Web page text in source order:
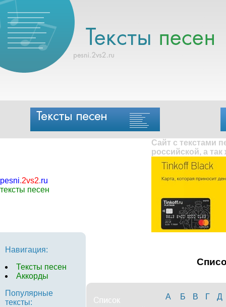
pesni.2vs2.ru
тексты песен
Сайт с текстами
российской, а
Навигация:
Тексты песен
Аккорды
Популярные
тексты:
А Б В Г
Д